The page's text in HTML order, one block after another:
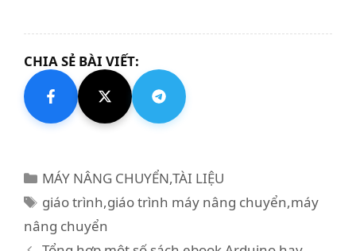
CHIA SẺ BÀI VIẾT:
Danh
mục
MÁY NÂNG CHUYỂN,TÀI LIỆU
Thẻ
giáo trình,giáo trình máy nâng chuyển,máy
nâng chuyển